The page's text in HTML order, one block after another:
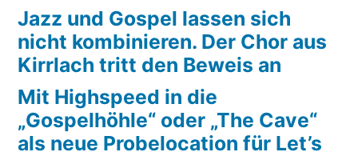
Jazz und Gospel lassen sich
nicht kombinieren. Der Chor aus
Kirrlach tritt den Beweis an
Mit Highspeed in die
„Gospelhöhle“ oder „The Cave“
als neue Probelocation für Let’s